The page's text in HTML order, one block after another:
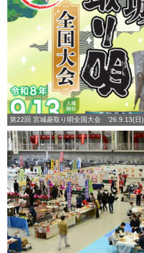
第22回 宮城菱取り唄全国大会 '26.9.13(日)